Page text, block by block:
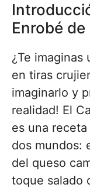
Enrobé de
¿Te
en tiras
imaginarlo y
realidad! El
es una
dos mundos:
del queso
toque salado